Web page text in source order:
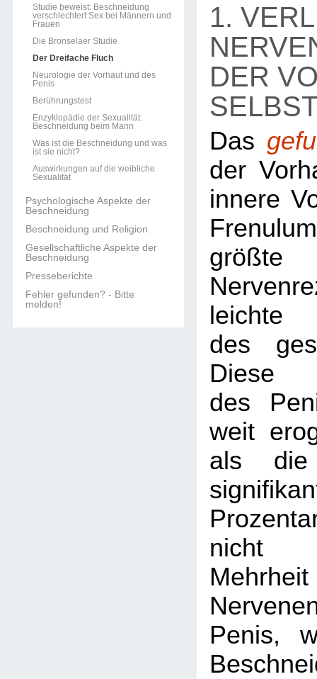
Studie beweist: Beschneidung
verschlechtert Sex bei Männern und
Frauen
Die Bronselaer Studie
Der Dreifache Fluch
Neurologie der Vorhaut und des
Penis
Berührungstest
Enzyklopädie der Sexualität:
Beschneidung beim Mann
Was ist die Beschneidung und was
ist sie nicht?
Auswirkungen auf die weibliche
Sexualität
Psychologische Aspekte der
Beschneidung
Beschneidung und Religion
Gesellschaftliche Aspekte der
Beschneidung
Presseberichte
Fehler gefunden? - Bitte
melden!
1.
DER
Das
der
innere
leichte
des
Diese
des
weit
als
nicht
Penis,